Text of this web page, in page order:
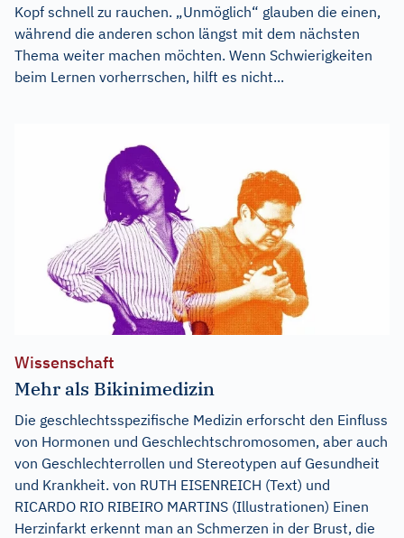
Kopf schnell zu rauchen. „Unmöglich“ glauben die einen,
während die anderen schon längst mit dem nächsten
Thema weiter machen möchten. Wenn Schwierigkeiten
beim Lernen vorherrschen, hilft es nicht...
Wissenschaft
Mehr als Bikinimedizin
Die geschlechtsspezifische Medizin erforscht den Einfluss
von Hormonen und Geschlechtschromosomen, aber auch
von Geschlechterrollen und Stereotypen auf Gesundheit
und Krankheit. von RUTH EISENREICH (Text) und
RICARDO RIO RIBEIRO MARTINS (Illustrationen) Einen
Herzinfarkt erkennt man an Schmerzen in der Brust, die